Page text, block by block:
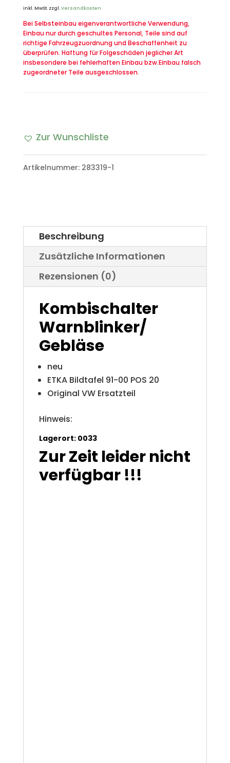
inkl. MwSt. zzgl.Versandkosten
Bei Selbsteinbau eigenverantwortliche Verwendung,
Einbau nur durch geschultes Personal, Teile sind auf
richtige Fahrzeugzuordnung und Beschaffenheit zu
überprüfen. Haftung für Folgeschäden jeglicher Art
insbesondere bei fehlerhaften Einbau bzw.Einbau falsch
zugeordneter Teile ausgeschlossen.
Zur Wunschliste
Artikelnummer: 283319-1
Beschreibung
Zusätzliche Informationen
Rezensionen (0)
Kombischalter
Warnblinker/
Gebläse
neu
ETKA Bildtafel 91-00 POS 20
Original VW Ersatzteil
Hinweis:
Lagerort: 0033
Zur Zeit leider nicht
verfügbar !!!